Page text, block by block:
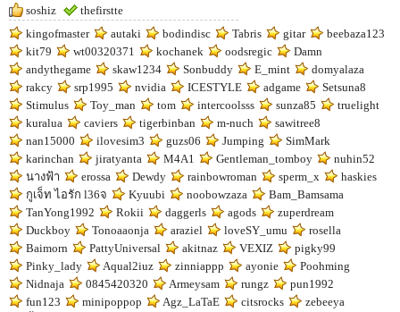
soshiz
thefirstte
kingofmaster
autaki bodindisc Tabris gitar
beebaza123
kit79
wt00320371 kochanek oodsregic
Damn
andythegame
skaw1234 Sonbuddy E_mint
domyalaza
rakcy
srp1995 nvidia ICESTYLE adgame
Setsuna8
Stimulus
Toy_man tom intercoolsss sunza85
truelight
kuralua
caviers tigerbinban m-nuch
sawitree8
nan15000
ilovesim3 guzs06 Jumping
SimMark
karinchan
jiratyanta M4A1 Gentleman_tomboy
nuhin52
นางฟ้า
erossa Dewdy rainbowroman sperm_x
haskies
กูเจ็ท ไอรัก l36จ
Kyuubi noobowzaza
Bam_Bamsama
TanYong1992
Rokii daggerls agods
zuperdream
Duckboy
Tonoaaonja araziel loveSY_umu
rosella
Baimorn
PattyUniversal akitnaz VEXIZ
pigky99
Pinky_lady
Aqual2iuz zinniappp ayonie
Poohming
Nidnaja
0845420320 Armeysam rungz
pun1992
fun123
minipoppop Agz_LaTaE citsrocks
zebeeya